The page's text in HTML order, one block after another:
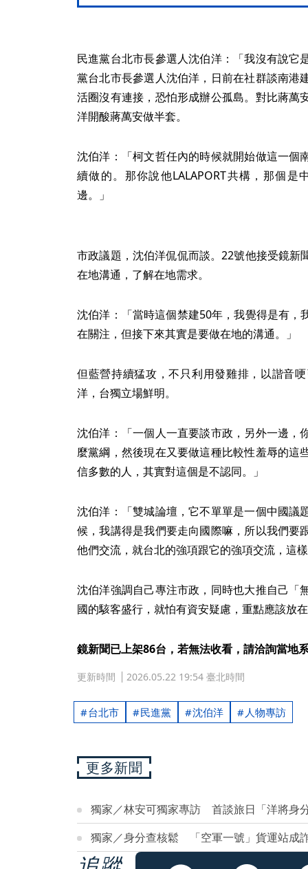
民進黨台北市長參選人沈伯洋：「我沒有說它
黨台北市長參選人沈伯洋，日前在社群談南港
活圈沒有連接，恐怕形成辦公孤島。對比蔣萬
洋開酸蔣萬安做半套。
沈伯洋：「柯文哲任內的時候就開始做這一個
續做的。那你說他LALAPORT共構，那個
邊。」
市政議題，沈伯洋侃侃而談。22號他接受鏡新
在地溝通，了解在地需求。
沈伯洋：「當時這個禁建50年，我覺得是有，
在關注，但接下來其實是要做在地的溝通。」
但藍營持續猛攻，不只利用發雞排，以諧音
洋，台獨立場鮮明。
沈伯洋：「一個人一直要談市政，另外一邊，
麼黨綱，然後現在又要做這種比較性羞辱的這
信多數的人，其實對這個是不認同。」
沈伯洋：「雙城論壇，它不單單是一個中國議
候，我講得是我們要走向國際嘛，所以我們要
他們交流，就台北的強項跟它的強項交流，這
沈伯洋強調自己專注市政，同時也大推自己「
國的駭客盛行，就怕有資安疑慮，重點應該放
鏡新聞已上架86台，若無法收看，請洽詢當地
更新時間 2026.05.22 19:54 臺北時間
台北市 民進黨 沈伯洋 人物專訪
更多新聞
獨家／林安可獨家專訪 首談旅日「洋將身
獨家／身分查核鬆 「空軍一號」貨運站成